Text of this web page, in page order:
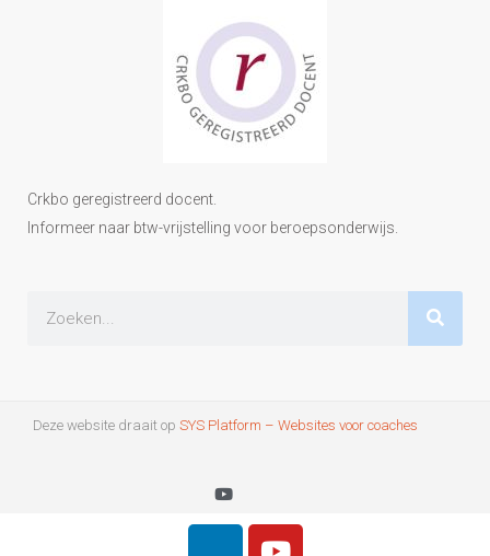
Crkbo geregistreerd docent.
Informeer naar btw-vrijstelling voor beroepsonderwijs.
Deze website draait op SYS Platform – Websites voor coaches